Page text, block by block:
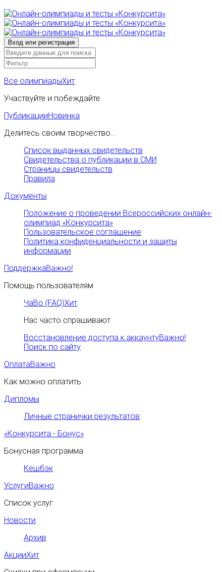
Все олимпиадыХит
Участвуйте и побеждайте
ПубликацииНовинка
Делитесь своим творчество...
Список выданных свидетельств
Свидетельства о публикации в СМИ
Страницы свидетельств
Правила
Документы
Положение о проведении Всероссийских онлайн-
олимпиад «Конкурсита»
Пользовательское соглашение
Политика конфиденциальности и защиты
информации
ПоддержкаВажно!
Помощь пользователям
ЧаВо (FAQ)Хит
Нас часто спрашивают
Восстановление доступа к аккаунтуВажно!
Поиск по сайту
ОплатаВажно
Как можно оплатить
Дипломы
Личные странички результатов
«Конкурсита - Бонус»
Бонусная программа
Кешбэк
УслугиВажно
Список услуг
Новости
Архив
АкцииХит